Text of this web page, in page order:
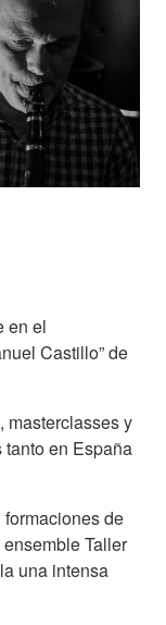
en el
Castillo” de
masterclasses y
tanto en España
de
Taller
una intensa